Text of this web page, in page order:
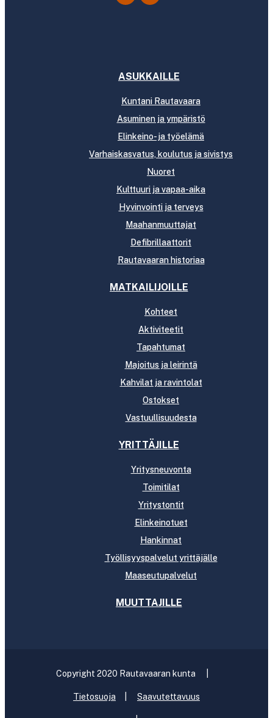
ASUKKAILLE
Kuntani Rautavaara
Asuminen ja ympäristö
Elinkeino- ja työelämä
Varhaiskasvatus, koulutus ja sivistys
Nuoret
Kulttuuri ja vapaa-aika
Hyvinvointi ja terveys
Maahanmuuttajat
Defibrillaattorit
Rautavaaran historiaa
MATKAILIJOILLE
Kohteet
Aktiviteetit
Tapahtumat
Majoitus ja leirintä
Kahvilat ja ravintolat
Ostokset
Vastuullisuudesta
YRITTÄJILLE
Yritysneuvonta
Toimitilat
Yritystontit
Elinkeinotuet
Hankinnat
Työllisyyspalvelut yrittäjälle
Maaseutupalvelut
MUUTTAJILLE
Copyright 2020 Rautavaaran kunta
Tietosuoja Saavutettavuus